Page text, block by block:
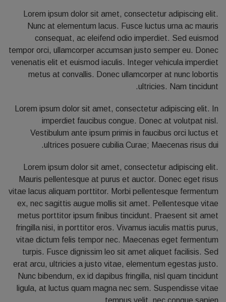
Lorem ipsum dolor sit amet, consectetur adipiscing elit.
Nunc at elementum lacus. Fusce luctus urna ac mauris
consequat, ac eleifend odio imperdiet. Sed euismod
tempor orci, ullamcorper accumsan justo semper eu. Donec
venenatis elit et euismod iaculis. Integer vehicula imperdiet
metus at convallis. Donec ullamcorper at nunc lobortis
ultricies. Nam tincidunt.
Lorem ipsum dolor sit amet, consectetur adipiscing elit. In
imperdiet faucibus congue. Donec at volutpat nisl.
Vestibulum ante ipsum primis in faucibus orci luctus et
ultrices posuere cubilia Curae; Maecenas risus dui.
Lorem ipsum dolor sit amet, consectetur adipiscing elit.
Mauris pellentesque at purus et auctor. Donec eget risus
vitae lacus aliquam porttitor. Morbi pellentesque fermentum
ex, nec sagittis augue mollis sit amet. Pellentesque vitae
metus porttitor ipsum finibus tincidunt. Praesent sit amet
fringilla nisi, in porttitor eros. Vivamus iaculis mattis purus,
vitae dictum felis tempor nec. Maecenas eget fermentum
turpis. Fusce dignissim leo sit amet aliquet facilisis. Sed
erat arcu, ultricies a justo vitae, elementum egestas justo.
Nunc bibendum, ex id dapibus fringilla, nisl quam tincidunt
ligula, at luctus quam magna nec sem. Suspendisse vitae
tempus velit, nec congue sapien.